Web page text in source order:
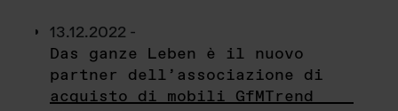
13.12.2022 -
Das ganze Leben è il nuovo
partner dell’associazione di
acquisto di mobili GfMTrend